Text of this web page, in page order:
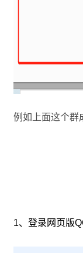
例如上面这个群
1、登录网页版